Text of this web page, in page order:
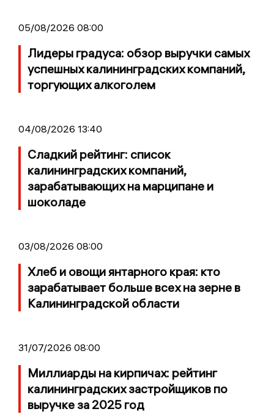
05/08/2026 08:00
Лидеры градуса: обзор выручки самых
успешных калининградских компаний,
торгующих алкоголем
04/08/2026 13:40
Сладкий рейтинг: список
калининградских компаний,
зарабатывающих на марципане и
шоколаде
03/08/2026 08:00
Хлеб и овощи янтарного края: кто
зарабатывает больше всех на зерне в
Калининградской области
31/07/2026 08:00
Миллиарды на кирпичах: рейтинг
калининградских застройщиков по
выручке за 2025 год